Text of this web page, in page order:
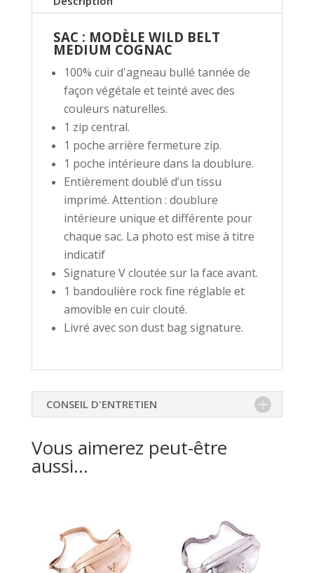
SAC : MODÈLE WILD BELT
MEDIUM COGNAC
100% cuir d'agneau bullé tannée de
façon végétale et teinté avec des
couleurs naturelles.
1 zip central.
1 poche arrière fermeture zip.
1 poche intérieure dans la doublure.
Entièrement doublé d’un tissu
imprimé. Attention : doublure
intérieure unique et différente pour
chaque sac. La photo est mise à titre
indicatif
Signature V cloutée sur la face avant.
1 bandoulière rock fine réglable et
amovible en cuir clouté.
Livré avec son dust bag signature.
CONSEIL D'ENTRETIEN
Vous aimerez peut-être
aussi…